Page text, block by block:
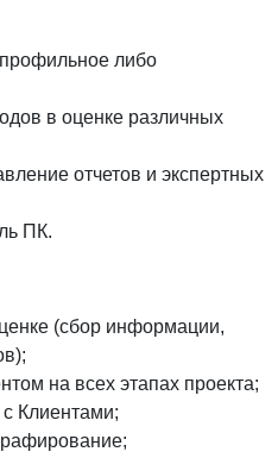
либо
в оценке различных
отчетов и экспертных
ПК.
(сбор информации,
на всех этапах проекта;
Клиентами;